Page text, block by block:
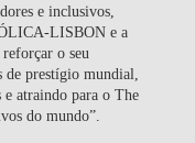
e inclusivos,
LISBON e a
o seu
de prestígio mundial,
e atraindo para o The
do mundo”.